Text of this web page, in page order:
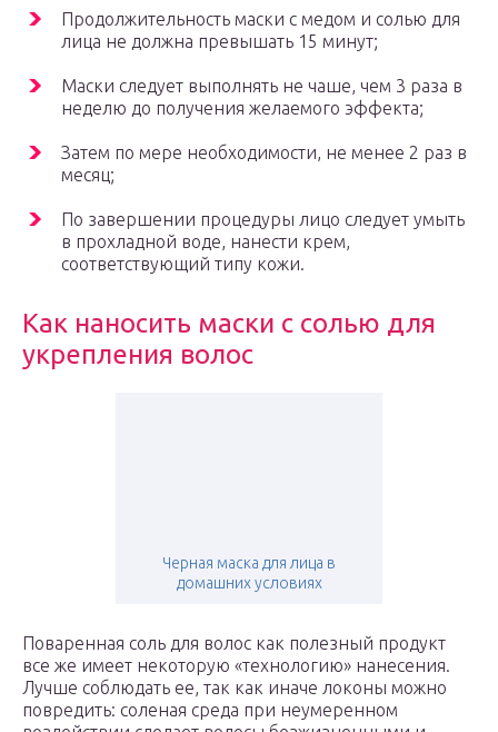
Продолжительность маски с медом и солью для
лица не должна превышать 15 минут;
Маски следует выполнять не чаше, чем 3 раза в
неделю до получения желаемого эффекта;
Затем по мере необходимости, не менее 2 раз в
месяц;
По завершении процедуры лицо следует умыть
в прохладной воде, нанести крем,
соответствующий типу кожи.
Как наносить маски с солью для
укрепления волос
Черная маска для лица в
домашних условиях
Поваренная соль для волос как полезный продукт
все же имеет некоторую «технологию» нанесения.
Лучше соблюдать ее, так как иначе локоны можно
повредить: соленая среда при неумеренном